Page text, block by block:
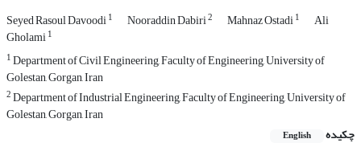
Seyed Rasoul Davoodi1 Nooraddin Dabiri2 Mahnaz Ostadi1 Ali
Gholami1
1Department of Civil Engineering, Faculty of Engineering, University of
Golestan, Gorgan, Iran
2Department of Industrial Engineering, Faculty of Engineering, University of
Golestan, Gorgan, Iran
چکیده
English